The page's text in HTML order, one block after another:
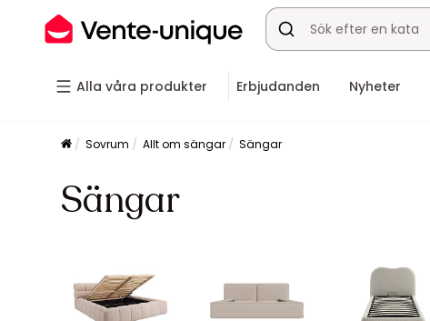
Alla våra produkter Erbjudanden Nyheter
Sovrum Allt om sängar Sängar
Sängar